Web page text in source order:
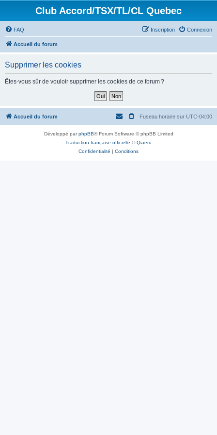
Club Accord/TSX/TL/CL Quebec
FAQ Connexion
Inscription
Accueil du forum
Supprimer les cookies
Êtes-vous sûr de vouloir supprimer les cookies de ce forum ?
Accueil du forum Fuseau horaire sur UTC-04:00
Développé parphpBB® Forum Software © phpBB Limited
Traduction française officielle ©Qiaeru
Confidentialité | Conditions